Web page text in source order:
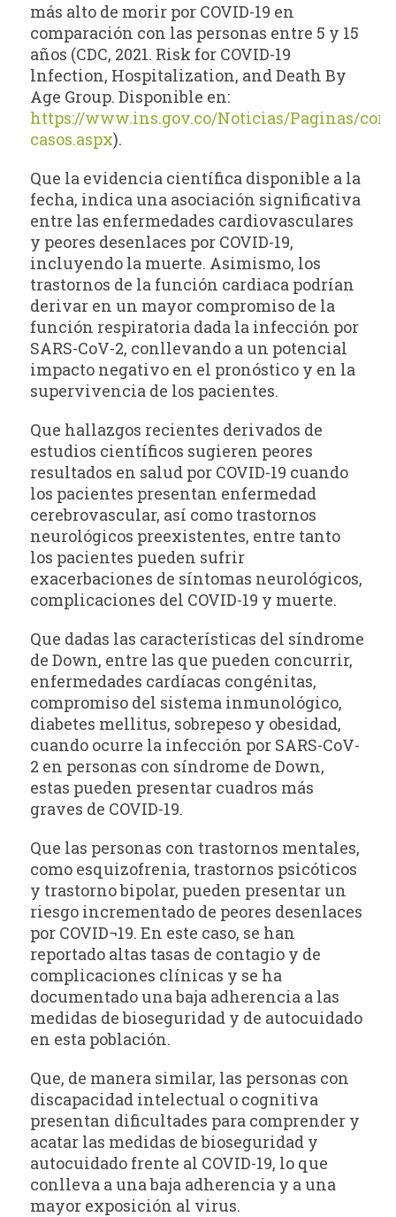
más alto de morir por COVID-19 en
comparación con las personas entre 5 y 15
años (CDC, 2021. Risk for COVID-19
lnfection, Hospitalization, and Death By
Age Group. Disponible en:
https://www.ins.gov.co/Noticias/Paginas/
casos.aspx).
Que la evidencia científica disponible a la
fecha, indica una asociación significativa
entre las enfermedades cardiovasculares
y peores desenlaces por COVID-19,
incluyendo la muerte. Asimismo, los
trastornos de la función cardiaca podrían
derivar en un mayor compromiso de la
función respiratoria dada la infección por
SARS-CoV-2, conllevando a un potencial
impacto negativo en el pronóstico y en la
supervivencia de los pacientes.
Que hallazgos recientes derivados de
estudios científicos sugieren peores
resultados en salud por COVID-19 cuando
los pacientes presentan enfermedad
cerebrovascular, así como trastornos
neurológicos preexistentes, entre tanto
los pacientes pueden sufrir
exacerbaciones de síntomas neurológicos,
complicaciones del COVID-19 y muerte.
Que dadas las características del síndrome
de Down, entre las que pueden concurrir,
enfermedades cardíacas congénitas,
compromiso del sistema inmunológico,
diabetes mellitus, sobrepeso y obesidad,
cuando ocurre la infección por SARS-CoV-
2 en personas con síndrome de Down,
estas pueden presentar cuadros más
graves de COVID-19.
Que las personas con trastornos mentales,
como esquizofrenia, trastornos psicóticos
y trastorno bipolar, pueden presentar un
riesgo incrementado de peores desenlaces
por COVID¬19. En este caso, se han
reportado altas tasas de contagio y de
complicaciones clínicas y se ha
documentado una baja adherencia a las
medidas de bioseguridad y de autocuidado
en esta población.
Que, de manera similar, las personas con
discapacidad intelectual o cognitiva
presentan dificultades para comprender y
acatar las medidas de bioseguridad y
autocuidado frente al COVID-19, lo que
conlleva a una baja adherencia y a una
mayor exposición al virus.